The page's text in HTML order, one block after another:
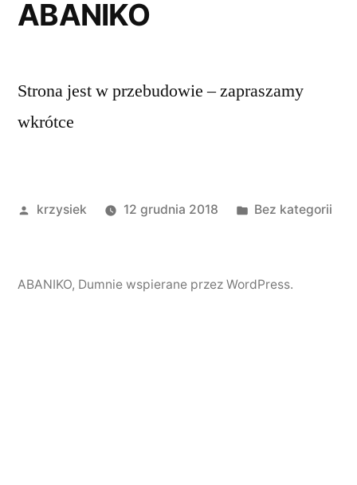
ABANIKO
Strona jest w przebudowie – zapraszamy
wkrótce
Opublikowany
krzysiek 12 grudnia 2018
Opublikowano
Bez kategorii
ABANIKO, Dumnie wspierane przez WordPress.